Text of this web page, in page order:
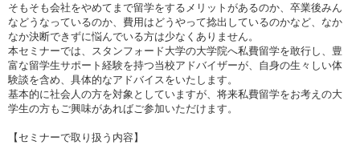
そもそも会社をやめてまで留学をするメリットがあるのか、卒業後みん
などうなっているのか、費用はどうやって捻出しているのかなど、なか
なか決断できずに悩んでいる方は少なくありません。
本セミナーでは、スタンフォード大学の大学院へ私費留学を敢行し、豊
富な留学生サポート経験を持つ当校アドバイザーが、自身の生々しい体
験談を含め、具体的なアドバイスをいたします。
基本的に社会人の方を対象としていますが、将来私費留学をお考えの大
学生の方もご興味があればご参加いただけます。
【セミナーで取り扱う内容】